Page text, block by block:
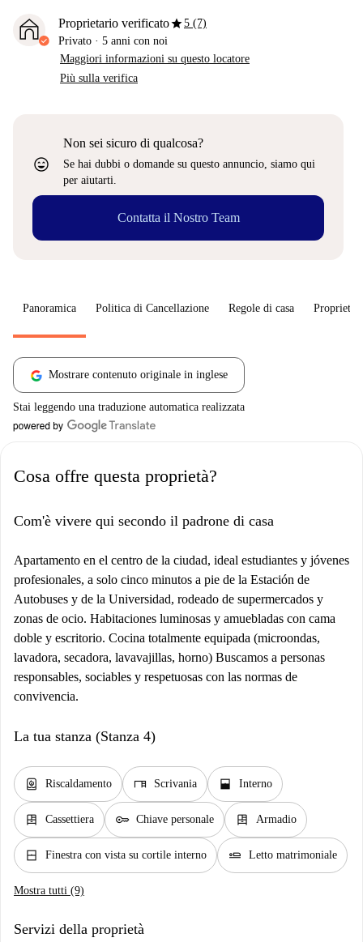
Proprietario verificatostar5 (7)
Privato · 5 anni con noi
Maggiori informazioni su questo locatore
Più sulla verifica
sentiment_very_satisfied
Non sei sicuro di qualcosa?
Se hai dubbi o domande su questo annuncio, siamo qui
per aiutarti.
Contatta il Nostro Team
Panoramica Politica di Cancellazione Regole di casa
Mostrare contenuto originale in inglese
Stai leggendo una traduzione automatica realizzata
Cosa offre questa proprietà?
Com'è vivere qui secondo il padrone di casa
Apartamento en el centro de la ciudad, ideal estudiantes y jóvenes
profesionales, a solo cinco minutos a pie de la Estación de
Autobuses y de la Universidad, rodeado de supermercados y
zonas de ocio. Habitaciones luminosas y amuebladas con cama
doble y escritorio. Cocina totalmente equipada (microondas,
lavadora, secadora, lavavajillas, horno) Buscamos a personas
responsables, sociables y respetuosas con las normas de
convivencia.
La tua stanza (Stanza 4)
water_heater Riscaldamento desk Scrivania window_open Interno
dresser Cassettiera key Chiave personale dresser Armadio
window_closed Finestra con vista su cortile interno airline_seat_flat Letto matrimoniale
Mostra tutti (9)
Servizi della proprietà